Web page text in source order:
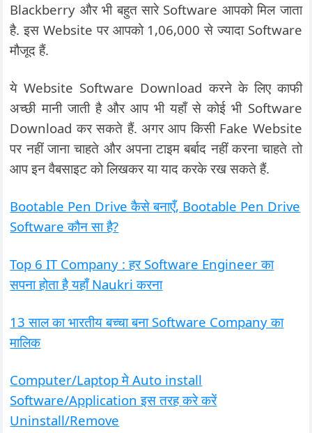
Blackberry और भी बहुत सारे Software आपको मिल जाता
है. इस Website पर आपको 1,06,000 से ज्यादा Software
मौजूद हैं.
ये Website Software Download करने के लिए काफी
अच्छी मानी जाती है और आप भी यहाँ से कोई भी Software
Download कर सकते हैं. अगर आप किसी Fake Website
पर नहीं जाना चाहते और अपना टाइम बर्बाद नहीं करना चाहते तो
आप इन वैबसाइट को लिखकर या याद करके रख सकते हैं.
Bootable Pen Drive कैसे बनाएँ, Bootable Pen Drive
Software कौन सा है?
Top 6 IT Company : हर Software Engineer का
सपना होता है यहाँ Naukri करना
13 साल का भारतीय बच्चा बना Software Company का
मालिक
Computer/Laptop मे Auto install
Software/Application इस तरह करे करें
Uninstall/Remove